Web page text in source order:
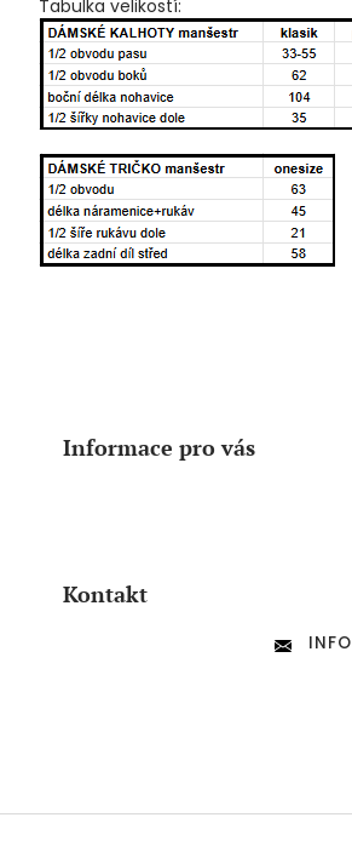
Tabulka velikostí:
Informace pro vás
Kontakt
INFO